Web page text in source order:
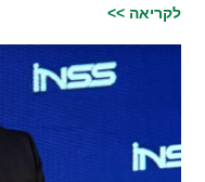
לקריאה >>